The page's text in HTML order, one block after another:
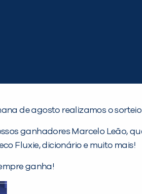
de agosto realizamos o
ganhadores Marcelo Leão,
Fluxie, dicionário e muito mais!
ganha!